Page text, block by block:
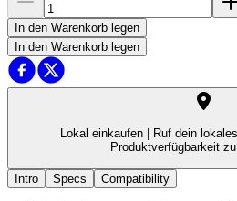
In den Warenkorb legen
In den Warenkorb legen
Lokal einkaufen |
Ruf dein
Produktverfügbarkeit
Intro Specs Compatibility